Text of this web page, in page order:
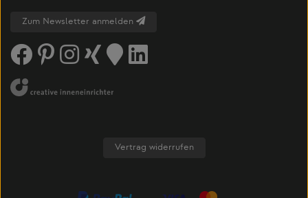
Zum Newsletter anmelden
Vertrag widerrufen